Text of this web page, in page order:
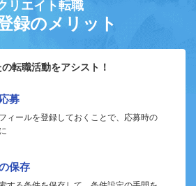
リエイト転職
録のメリット
転職活動をアシスト！
募
ィールを登録しておくことで、応募時の
保存